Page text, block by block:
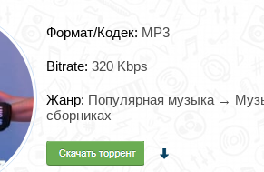
Формат/Кодек: MP3
Bitrate: 320 Kbps
Жанр: Популярная музыка →
сборниках